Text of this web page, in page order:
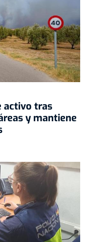
activo tras
y mantiene